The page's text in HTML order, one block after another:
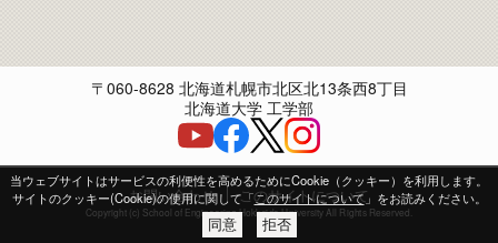
〒060-8628 北海道札幌市北区北13条西8丁目
北海道大学 工学部
Copyright (c) School of Engineering Hokkaido University All Rights Reserved.
お問い合わせ このサイトについて
当ウェブサイトはサービスの利便性を高めるためにCookie（クッキー）を利用します。
サイトのクッキー(Cookie)の使用に関して「このサイトについて」をお読みください。
同意 拒否